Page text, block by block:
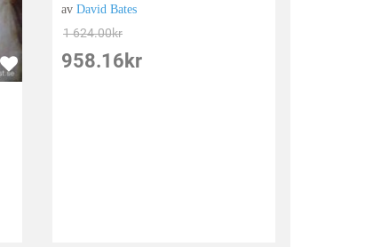
avDavid Bates
1 624.00kr
958.16 kr